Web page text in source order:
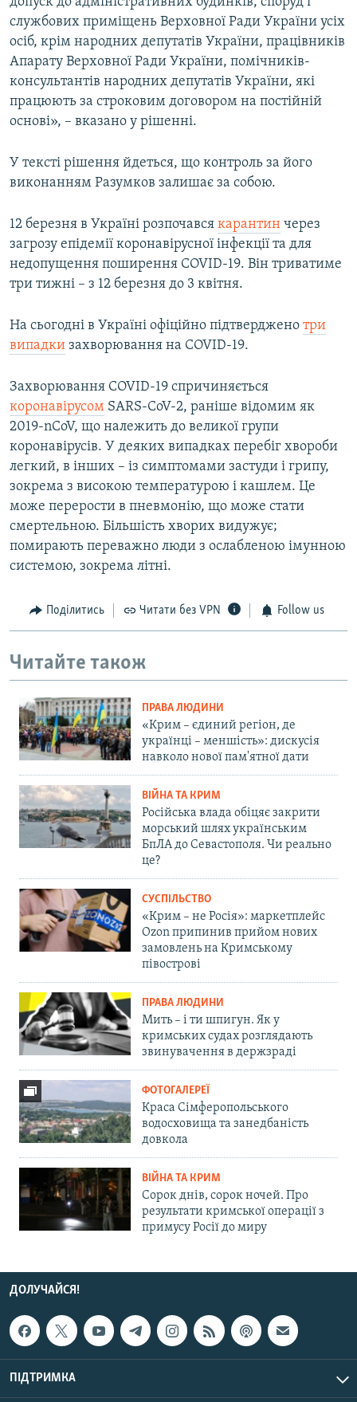
службових приміщень Верховної Ради України усіх
осіб, крім народних депутатів України, працівників
Апарату Верховної Ради України, помічників-
консультантів народних депутатів України, які
працюють за строковим договором на постійній
основі», – вказано у рішенні.
У тексті рішення йдеться, що контроль за його
виконанням Разумков залишає за собою.
12 березня в Україні розпочався карантин через
загрозу епідемії коронавірусної інфекції та для
недопущення поширення COVID-19. Він триватиме
три тижні – з 12 березня до 3 квітня.​
На сьогодні в Україні офіційно підтверджено три
випадки захворювання на COVID-19.
Захворювання COVID-19 спричиняється
коронавірусом SARS-CoV-2, раніше відомим як
2019-nCoV, що належить до великої групи
коронавірусів. У деяких випадках перебіг хвороби
легкий, в інших – із симптомами застуди і грипу,
зокрема з високою температурою і кашлем. Це
може перерости в пневмонію, що може стати
смертельною. Більшість хворих видужує;
помирають переважно люди з ослабленою імунною
системою, зокрема літні.
Поділитись Читати без VPN Follow us
Читайте також
ПРАВА ЛЮДИНИ
«Крим – єдиний регіон, де
українці – меншість»: дискусія
навколо нової пам'ятної дати
ВІЙНА ТА КРИМ
Російська влада обіцяє закрити
морський шлях українським
БпЛА до Севастополя. Чи реально
це?
СУСПІЛЬСТВО
«Крим – не Росія»: маркетплейс
Ozon припинив прийом нових
замовлень на Кримському
півострові
ПРАВА ЛЮДИНИ
Мить – і ти шпигун. Як у
кримських судах розглядають
звинувачення в держзраді
ФОТОГАЛЕРЕЇ
Краса Сімферопольського
водосховища та занедбаність
довкола
ВІЙНА ТА КРИМ
Сорок днів, сорок ночей. Про
результати кримської операції з
примусу Росії до миру
ДОЛУЧАЙСЯ!
ПІДТРИМКА